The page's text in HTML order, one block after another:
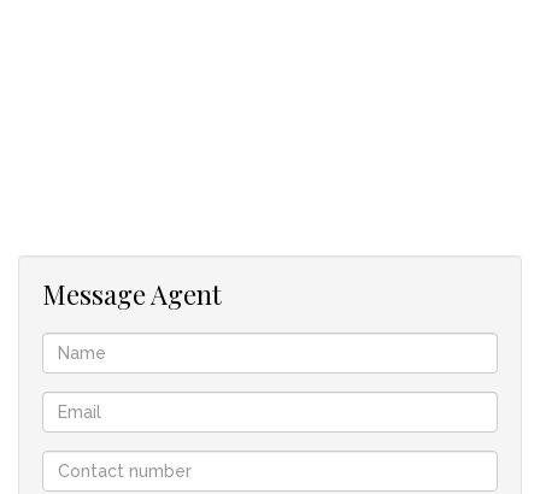
und Restaurants befinden sich in der Nähe. Ins Cape Town
City Center und zur berühmten V&A Waterfront fahren Sie
mit dem Auto in nur 15 Minuten oder Sie nehmen den My City
Bus.
Message Agent